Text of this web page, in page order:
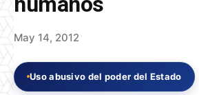
May 14, 2012
Uso abusivo del poder del Estado